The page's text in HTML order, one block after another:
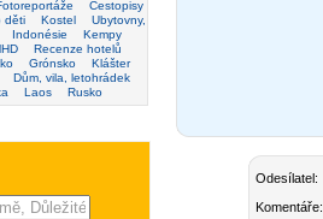
Cestopisy
děti Kostel
Ubytovny,
Indonésie
Kempy
Recenze hotelů
Grónsko
Klášter
Dům, vila, letohrádek
Laos Rusko
Odesílatel:
Komentáře: